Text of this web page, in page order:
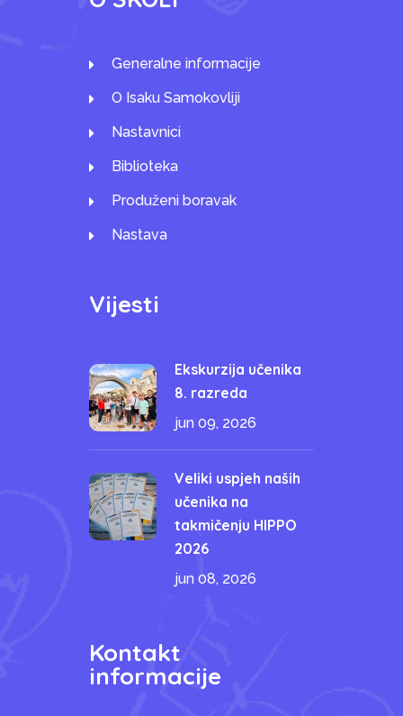
Generalne informacije
O Isaku Samokovliji
Nastavnici
Biblioteka
Produženi boravak
Nastava
Vijesti
Ekskurzija učenika
8. razreda
jun 09, 2026
Veliki uspjeh naših
učenika na
takmičenju HIPPO
2026
jun 08, 2026
Kontakt
informacije